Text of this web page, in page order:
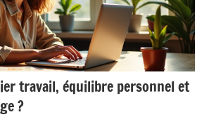
travail, équilibre personnel et
?